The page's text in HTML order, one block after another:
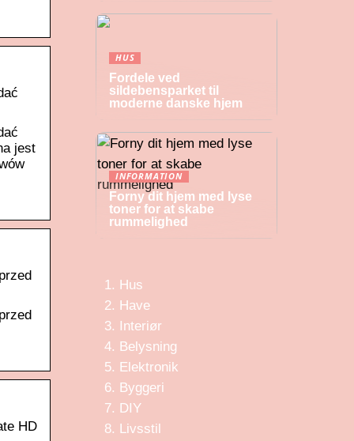
jest
HD
HUS
Fordele ved
sildebensparket til
moderne danske hjem
INFORMATION
Forny dit hjem med lyse
toner for at skabe
rummelighed
Hus
Have
Interiør
Belysning
Elektronik
Byggeri
DIY
Livsstil